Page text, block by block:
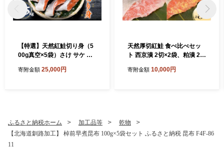
【特選】天然紅鮭切り身（5
00g真空×5袋）さけ サケ 紅
当 真空 釧路 北海道 海産物
寄附金額 25,000円
天然厚切紅鮭 食べ比べセッ
ト 西京漬 2切×2袋、粕漬 2切
粕漬け 西京焼き 西京漬 海鮮
市 人気 おいしい 美味しい う
まい 道東 北海道 F4F-8513
寄附金額 10,000円
ふるさと納税ホーム 加工品等
乾物
【北海道釧路加工】 棹前早煮昆布 100g×5袋セット ふるさと納税 昆布 F4F-86
11